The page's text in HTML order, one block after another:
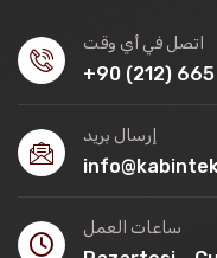
اتصل في أي وقت
+90 (212) 665
إرسال بريد
ساعات العمل